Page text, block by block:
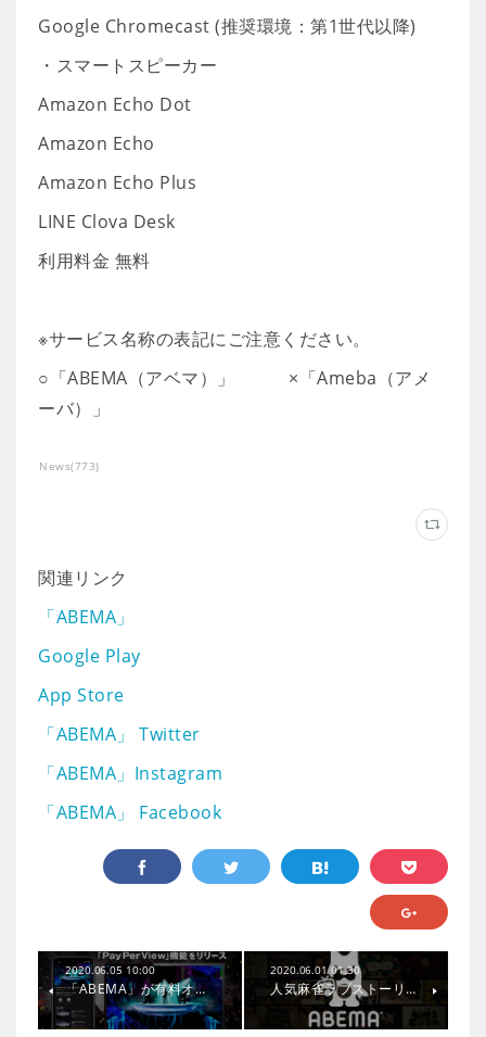
Google Chromecast (推奨環境：第1世代以降)
・スマートスピーカー
Amazon Echo Dot
Amazon Echo
Amazon Echo Plus
LINE Clova Desk
利用料金 無料
※サービス名称の表記にご注意ください。
○「ABEMA（アベマ）」 ×「Ameba（アメ
ーバ）」
News(773)
関連リンク
「ABEMA」
Google Play
App Store
「ABEMA」 Twitter
「ABEMA」Instagram
「ABEMA」 Facebook
2020.06.05 10:00
「ABEMA」が有料オ…
2020.06.01 01:30
人気麻雀ラブストーリ…